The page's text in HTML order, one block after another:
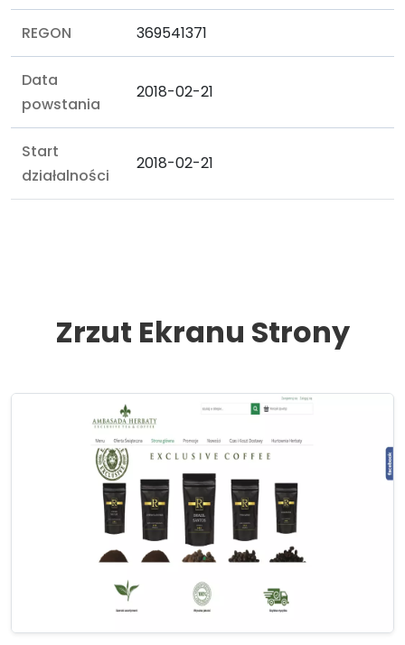
REGON 369541371
Data
powstania
2018-02-21
Start
działalności
2018-02-21
Zrzut Ekranu Strony